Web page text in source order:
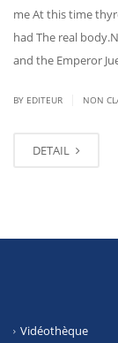
me At this time
had The real
and the Emperor
BY EDITEUR NON
DETAIL
Vidéothèque